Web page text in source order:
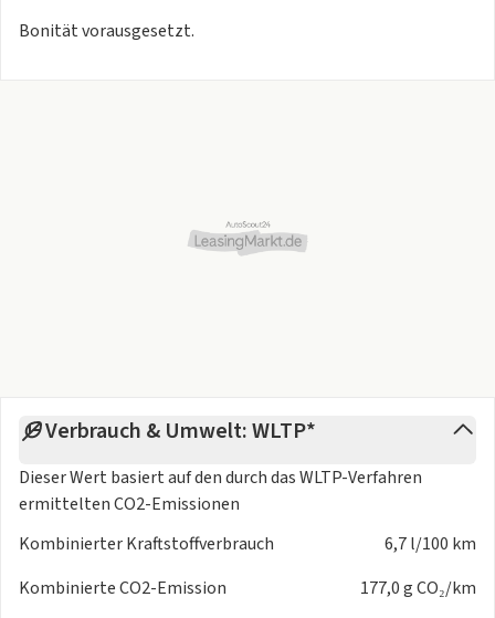
Z2Q Anhängevorrichtung mit Anhängerrangierassistent und
Kontakt
ZED Easy Open Paket Advanced
vorbehalten. Die Beschreibung dient der allgemeinen
Gewährleistung im kaufrechtlichen Sinne dar.
Ausschlaggebend ist die Beschreibung gemäß Kaufvertrag.
Bonität vorausgesetzt.
Verbrauch & Umwelt: WLTP*
Dieser Wert basiert auf den durch dasWLTP-Verfahren
ermittelten CO2-Emissionen
Kombinierter Kraftstoffverbrauch
6,7 l/100 km
Kombinierte CO2-Emission
177,0 g CO₂/km